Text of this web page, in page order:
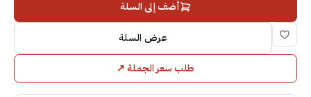
أضف إلى السلة
عرض السلة
طلب سعر الجملة↗